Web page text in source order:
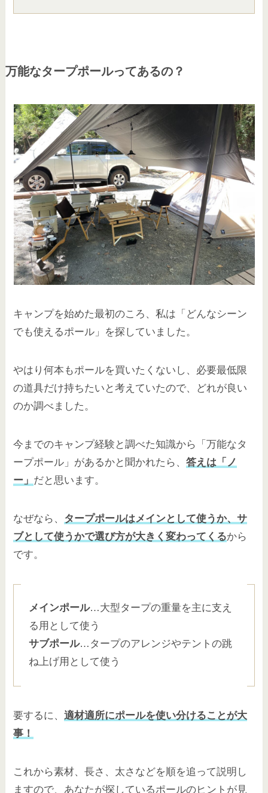
万能なタープポールってあるの？
キャンプを始めた最初のころ、私は「どんなシーン
でも使えるポール」を探していました。
やはり何本もポールを買いたくないし、必要最低限
の道具だけ持ちたいと考えていたので、どれが良い
のか調べました。
今までのキャンプ経験と調べた知識から「万能なタ
ープポール」があるかと聞かれたら、答えは「ノ
ー」 だと思います。
なぜなら、 タープポールはメインとして使うか、サ
ブとして使うかで選び方が大きく変わってくるから
です。
メインポール…大型タープの重量を主に支え
る用として使う
サブポール…タープのアレンジやテントの跳
ね上げ用として使う
要するに、適材適所にポールを使い分けることが大
事！
これから素材、長さ、太さなどを順を追って説明し
ますので、あなたが探しているポールのヒントが見